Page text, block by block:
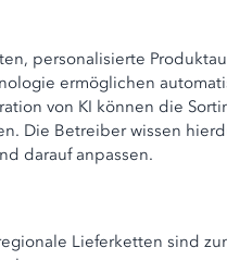
personalisierte
ermöglichen
von KI können die
Die Betreiber wissen
darauf anpassen.
Lieferketten sind